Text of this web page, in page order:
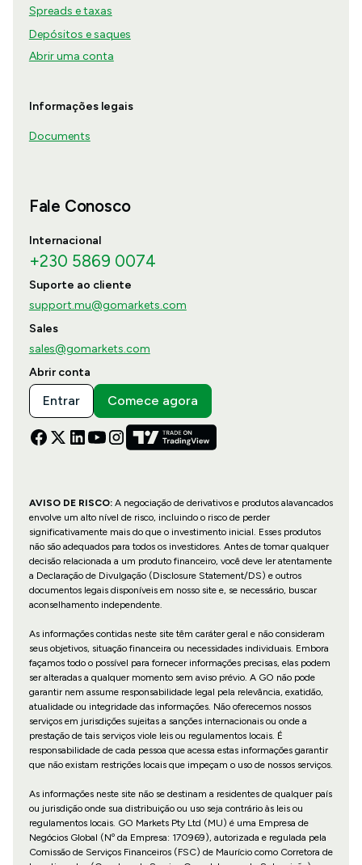
Spreads e taxas
Depósitos e saques
Abrir uma conta
Informações legais
Documents
Fale Conosco
Internacional
+230 5869 0074
Suporte ao cliente
support.mu@gomarkets.com
Sales
sales@gomarkets.com
Abrir conta
Entrar Comece agora
AVISO DE RISCO:A negociação de derivativos e produtos alavancados
envolve um alto nível de risco, incluindo o risco de perder
significativamente mais do que o investimento inicial. Esses produtos
não são adequados para todos os investidores. Antes de tomar qualquer
decisão relacionada a um produto financeiro, você deve ler atentamente
a Declaração de Divulgação (Disclosure Statement/DS) e outros
documentos legais disponíveis em nosso site e, se necessário, buscar
aconselhamento independente.
As informações contidas neste site têm caráter geral e não consideram
seus objetivos, situação financeira ou necessidades individuais. Embora
façamos todo o possível para fornecer informações precisas, elas podem
ser alteradas a qualquer momento sem aviso prévio. A GO não pode
garantir nem assume responsabilidade legal pela relevância, exatidão,
atualidade ou integridade das informações. Não oferecemos nossos
serviços em jurisdições sujeitas a sanções internacionais ou onde a
prestação de tais serviços viole leis ou regulamentos locais. É
responsabilidade de cada pessoa que acessa estas informações garantir
que não existam restrições locais que impeçam o uso de nossos serviços.
As informações neste site não se destinam a residentes de qualquer país
ou jurisdição onde sua distribuição ou uso seja contrário às leis ou
regulamentos locais. GO Markets Pty Ltd (MU) é uma Empresa de
Negócios Global (Nº da Empresa: 170969), autorizada e regulada pela
Comissão de Serviços Financeiros (FSC) de Maurício como Corretora de